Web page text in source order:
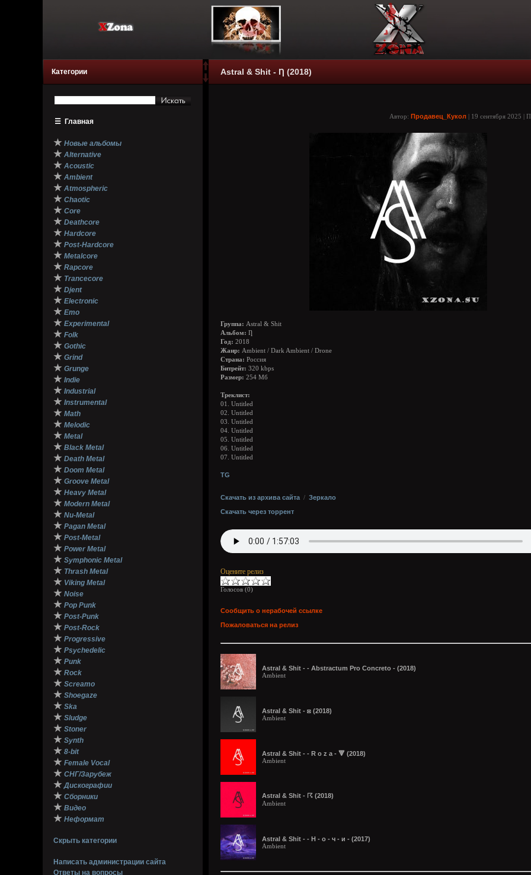
Категории
☰ Главная
★ Новые альбомы
★ Alternative
★ Acoustic
★ Ambient
★ Atmospheric
★ Chaotic
★ Core
★ Deathcore
★ Hardcore
★ Post-Hardcore
★ Metalcore
★ Rapcore
★ Trancecore
★ Djent
★ Electronic
★ Emo
★ Experimental
★ Folk
★ Gothic
★ Grind
★ Grunge
★ Indie
★ Industrial
★ Instrumental
★ Math
★ Melodic
★ Metal
★ Black Metal
★ Death Metal
★ Doom Metal
★ Groove Metal
★ Heavy Metal
★ Modern Metal
★ Nu-Metal
★ Pagan Metal
★ Post-Metal
★ Power Metal
★ Symphonic Metal
★ Thrash Metal
★ Viking Metal
★ Noise
★ Pop Punk
★ Post-Punk
★ Post-Rock
★ Progressive
★ Psychedelic
★ Punk
★ Rock
★ Screamo
★ Shoegaze
★ Ska
★ Sludge
★ Stoner
★ Synth
★ 8-bit
★ Female Vocal
★ СНГ/Зарубеж
★ Дискографии
★ Сборники
★ Видео
★ Неформат
Скрыть категории
Написать администрации сайта
Ответы на вопросы
Astral & Shit - Ƞ (2018)
Автор: Продавец_Кукол | 19 сентября 2025 |
Группа: Astral & Shit
Альбом: Ƞ
Год: 2018
Жанр: Ambient / Dark Ambient / Drone
Страна: Россия
Битрейт: 320 kbps
Размер: 254 Мб
Треклист:
01. Untitled
02. Untitled
03. Untitled
04. Untitled
05. Untitled
06. Untitled
07. Untitled
TG
Скачать из архива сайта / Зеркало
Скачать через торрент
Оцените релиз
Голосов (0)
Сообщить о нерабочей ссылке
Пожаловаться на релиз
Astral & Shit - - Abstractum Pro Concreto - (2018)
Ambient
Astral & Shit - ◙ (2018)
Ambient
Astral & Shit - - R o z a - 🔻 (2018)
Ambient
Astral & Shit - ☈ (2018)
Ambient
Astral & Shit - - Н - о - ч - и - (2017)
Ambient